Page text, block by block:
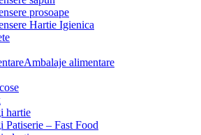
prosoape
Hartie Igienica
Ambalaje alimentare
hartie
Patiserie – Fast Food